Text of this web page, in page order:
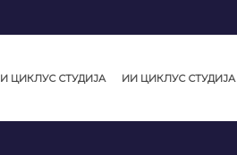
И ЦИКЛУС СТУДИЈА ИИ ЦИКЛУС СТУДИЈА